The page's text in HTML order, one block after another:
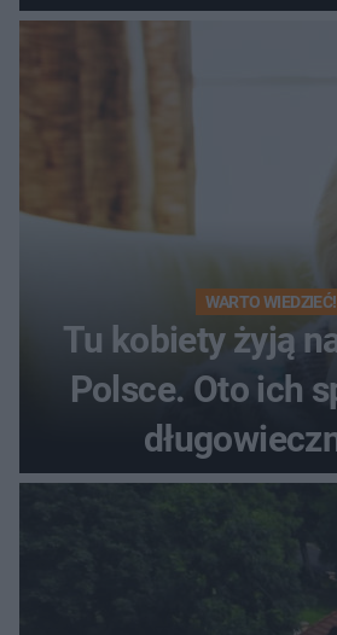
WARTO WIEDZIEĆ!
Tu kobiety żyją
Polsce. Oto ich